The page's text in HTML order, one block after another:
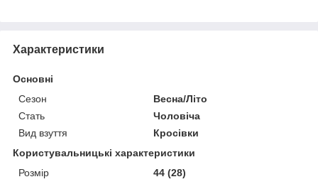
Характеристики
Основні
Сезон
Весна/Літо
Стать
Чоловіча
Вид взуття
Кросівки
Користувальницькі характеристики
Розмір
44 (28)